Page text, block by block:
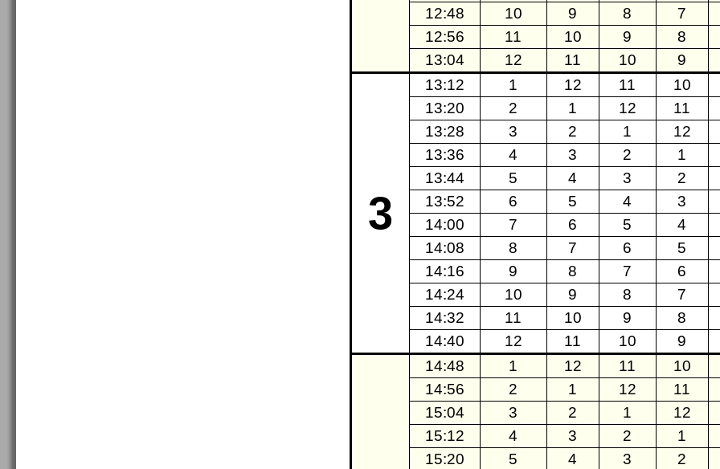
12:48
10 9 8 7
12:56
11 10 9 8
13:04
12 11 10 9
3
13:12 1 12 11 10
13:20
2 1 12 11
13:28
3 2 1 12
13:36
4 3 2 1
13:44
5 4 3 2
13:52
6 5 4 3
14:00
7 6 5 4
14:08
8 7 6 5
14:16
9 8 7 6
14:24
10 9 8 7
14:32
11 10 9 8
14:40
12 11 10 9
14:48
1 12 11 10
14:56
2 1 12 11
15:04
3 2 1 12
15:12
4 3 2 1
15:20
5 4 3 2